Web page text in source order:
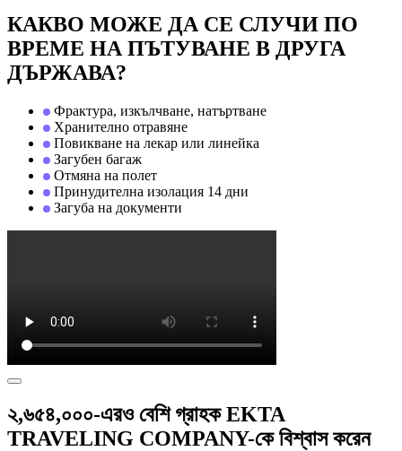
КАКВО МОЖЕ ДА СЕ СЛУЧИ ПО
ВРЕМЕ НА ПЪТУВАНЕ В ДРУГА
ДЪРЖАВА?
Фрактура, изкълчване, натъртване
Хранително отравяне
Повикване на лекар или линейка
Загубен багаж
Отмяна на полет
Принудителна изолация 14 дни
Загуба на документи
২,৬৫৪,০০০-এরও বেশি গ্রাহক EKTA
TRAVELING COMPANY-কে বিশ্বাস করেন